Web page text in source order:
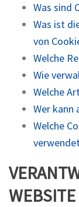
Was sind
Was ist
von
Welche
Wie
Welche
Wer kann
Welche
WEBSITE